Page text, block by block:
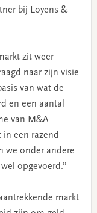
bij Loyens &
zit weer
naar zijn visie
van wat de
en een aantal
van M&A
een razend
we onder andere
opgevoerd.”
markt